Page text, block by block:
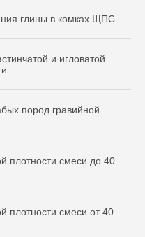
глины в комках ЩПС
и игловатой
пород гравийной
плотности смеси до 40
плотности смеси от 40